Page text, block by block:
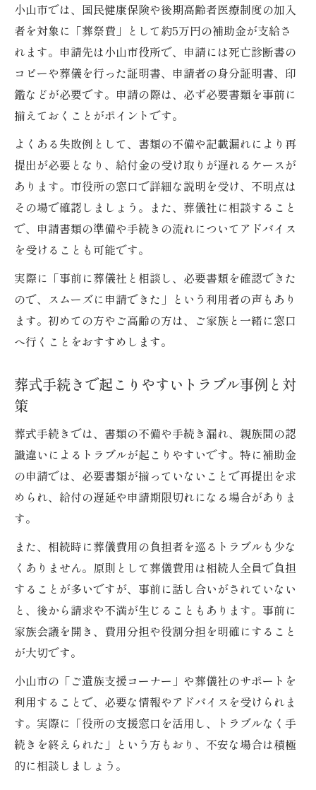
ご遺族支援コーナーを使った葬式申請手順の流
れ
葬式の申請前に準備すべき書類とポイント
ご遺族支援コーナーでのワンストップ手続
き体験談
葬式費用補助金のスムーズな受給ステップ
を解説
申請時にありがちな葬式手続きのミスを防
ぐ方法
葬式申請で困ったときの相談先と解決策
空き家解体時の補助金で相続整理がスムーズに
進む理由
空き家解体補助金で相続費用負担を軽減す
る方法
葬式と連動した空き家整理のメリットを解
補助金申請時の注意点とスムーズな手続き
相続手続きと空き家解体を同時に進めるポ
イント
空き家補助金活用で地域と資産を守る取り
組み
く進める
葬式と相続手続きを同時進行する際の基本
葬式費用負担を明確化して遺族間の誤解を
防ぐ
補助金受給の手順でトラブル回避のポイン
ト
葬式手続きの説明責任を果たして信頼関係
を築く
相続放棄時の葬式費用負担について知って
おくべきこと
小山市では、国民健康保険や後期高齢者医療制度の加入
者を対象に「葬祭費」として約5万円の補助金が支給さ
れます。申請先は小山市役所で、申請には死亡診断書の
コピーや葬儀を行った証明書、申請者の身分証明書、印
鑑などが必要です。申請の際は、必ず必要書類を事前に
揃えておくことがポイントです。
よくある失敗例として、書類の不備や記載漏れにより再
提出が必要となり、給付金の受け取りが遅れるケースが
あります。市役所の窓口で詳細な説明を受け、不明点は
その場で確認しましょう。また、葬儀社に相談すること
で、申請書類の準備や手続きの流れについてアドバイス
を受けることも可能です。
実際に「事前に葬儀社と相談し、必要書類を確認できた
ので、スムーズに申請できた」という利用者の声もあり
ます。初めての方やご高齢の方は、ご家族と一緒に窓口
へ行くことをおすすめします。
葬式手続きで起こりやすいトラブル事例と対
策
葬式手続きでは、書類の不備や手続き漏れ、親族間の認
識違いによるトラブルが起こりやすいです。特に補助金
の申請では、必要書類が揃っていないことで再提出を求
められ、給付の遅延や申請期限切れになる場合がありま
す。
また、相続時に葬儀費用の負担者を巡るトラブルも少な
くありません。原則として葬儀費用は相続人全員で負担
することが多いですが、事前に話し合いがされていない
と、後から請求や不満が生じることもあります。事前に
家族会議を開き、費用分担や役割分担を明確にすること
が大切です。
小山市の「ご遺族支援コーナー」や葬儀社のサポートを
利用することで、必要な情報やアドバイスを受けられま
す。実際に「役所の支援窓口を活用し、トラブルなく手
続きを終えられた」という方もおり、不安な場合は積極
的に相談しましょう。